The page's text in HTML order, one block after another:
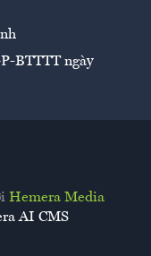
BTTTT ngày
Hemera Media
AI CMS